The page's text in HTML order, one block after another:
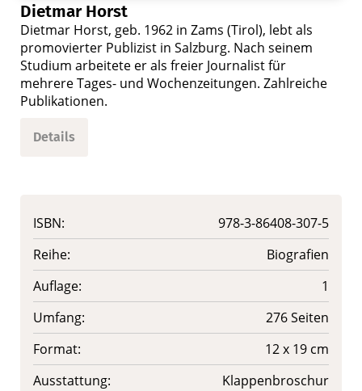
Dietmar Horst
Dietmar Horst, geb. 1962 in Zams (Tirol), lebt als
promovierter Publizist in Salzburg. Nach seinem
Studium arbeitete er als freier Journalist für
mehrere Tages- und Wochenzeitungen. Zahlreiche
Publikationen.
Details
ISBN:
978-3-86408-307-5
Reihe:
Biografien
Auflage:
1
Umfang:
276 Seiten
Format:
12 x 19 cm
Ausstattung:
Klappenbroschur